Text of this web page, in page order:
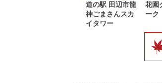
道の駅 田辺市龍
神ごまさんスカ
イタワー
花園
ーク